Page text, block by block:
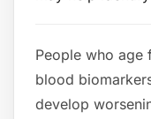
People who age
blood
develop